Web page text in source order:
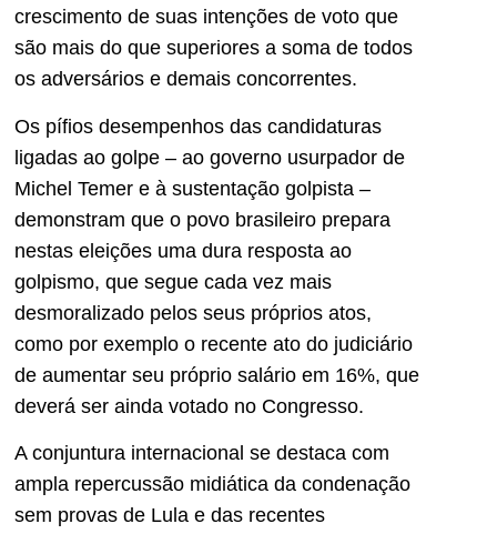
crescimento de suas intenções de voto que
são mais do que superiores a soma de todos
os adversários e demais concorrentes.
Os pífios desempenhos das candidaturas
ligadas ao golpe – ao governo usurpador de
Michel Temer e à sustentação golpista –
demonstram que o povo brasileiro prepara
nestas eleições uma dura resposta ao
golpismo, que segue cada vez mais
desmoralizado pelos seus próprios atos,
como por exemplo o recente ato do judiciário
de aumentar seu próprio salário em 16%, que
deverá ser ainda votado no Congresso.
A conjuntura internacional se destaca com
ampla repercussão midiática da condenação
sem provas de Lula e das recentes